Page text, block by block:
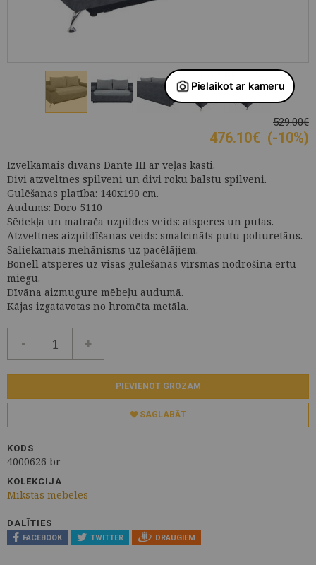
529.00€
476.10€ (-10%)
Izvelkamais dīvāns Dante III ar veļas kasti.
Divi atzveltnes spilveni un divi roku balstu spilveni.
Gulēšanas platība: 140x190 cm.
Audums: Doro 5110
Sēdekļa un matrača uzpildes veids: atsperes un putas.
Atzveltnes aizpildīšanas veids: smalcināts putu poliuretāns.
Saliekamais mehānisms uz pacēlājiem.
Bonell atsperes uz visas gulēšanas virsmas nodrošina ērtu
miegu.
Dīvāna aizmugure mēbeļu audumā.
Kājas izgatavotas no hromēta metāla.
- +
PIEVIENOT GROZAM
SAGLABĀT
KODS
4000626 br
KOLEKCIJA
Mīkstās mēbeles
DALĪTIES
FACEBOOK TWITTER DRAUGIEM